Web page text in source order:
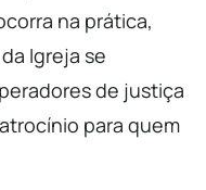
na prática,
Igreja se
de justiça
para quem